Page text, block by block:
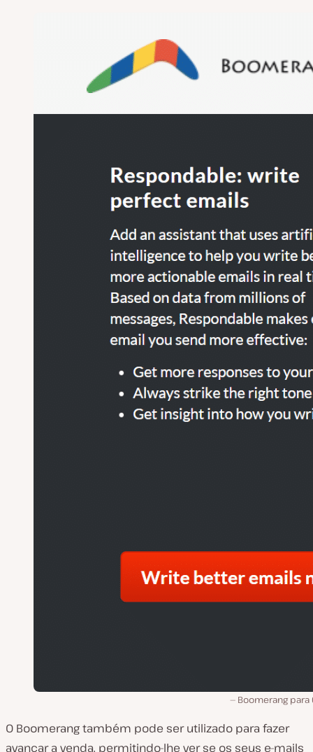
Boomerang para
O Boomerang também pode ser utilizado para fazer
avançar a venda, permitindo-lhe ver se os seus e-mails